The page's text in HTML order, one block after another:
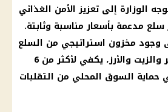
الوزارة إلى تعزيز الأمن الغذائي
سلع مدعمة بأسعار مناسبة وثابتة.
وجود مخزون استراتيجي من السلع
الأساسية، مثل السكر والزيت والأرز، يكفي لأكثر من 6
السوق المحلي من التقلبات